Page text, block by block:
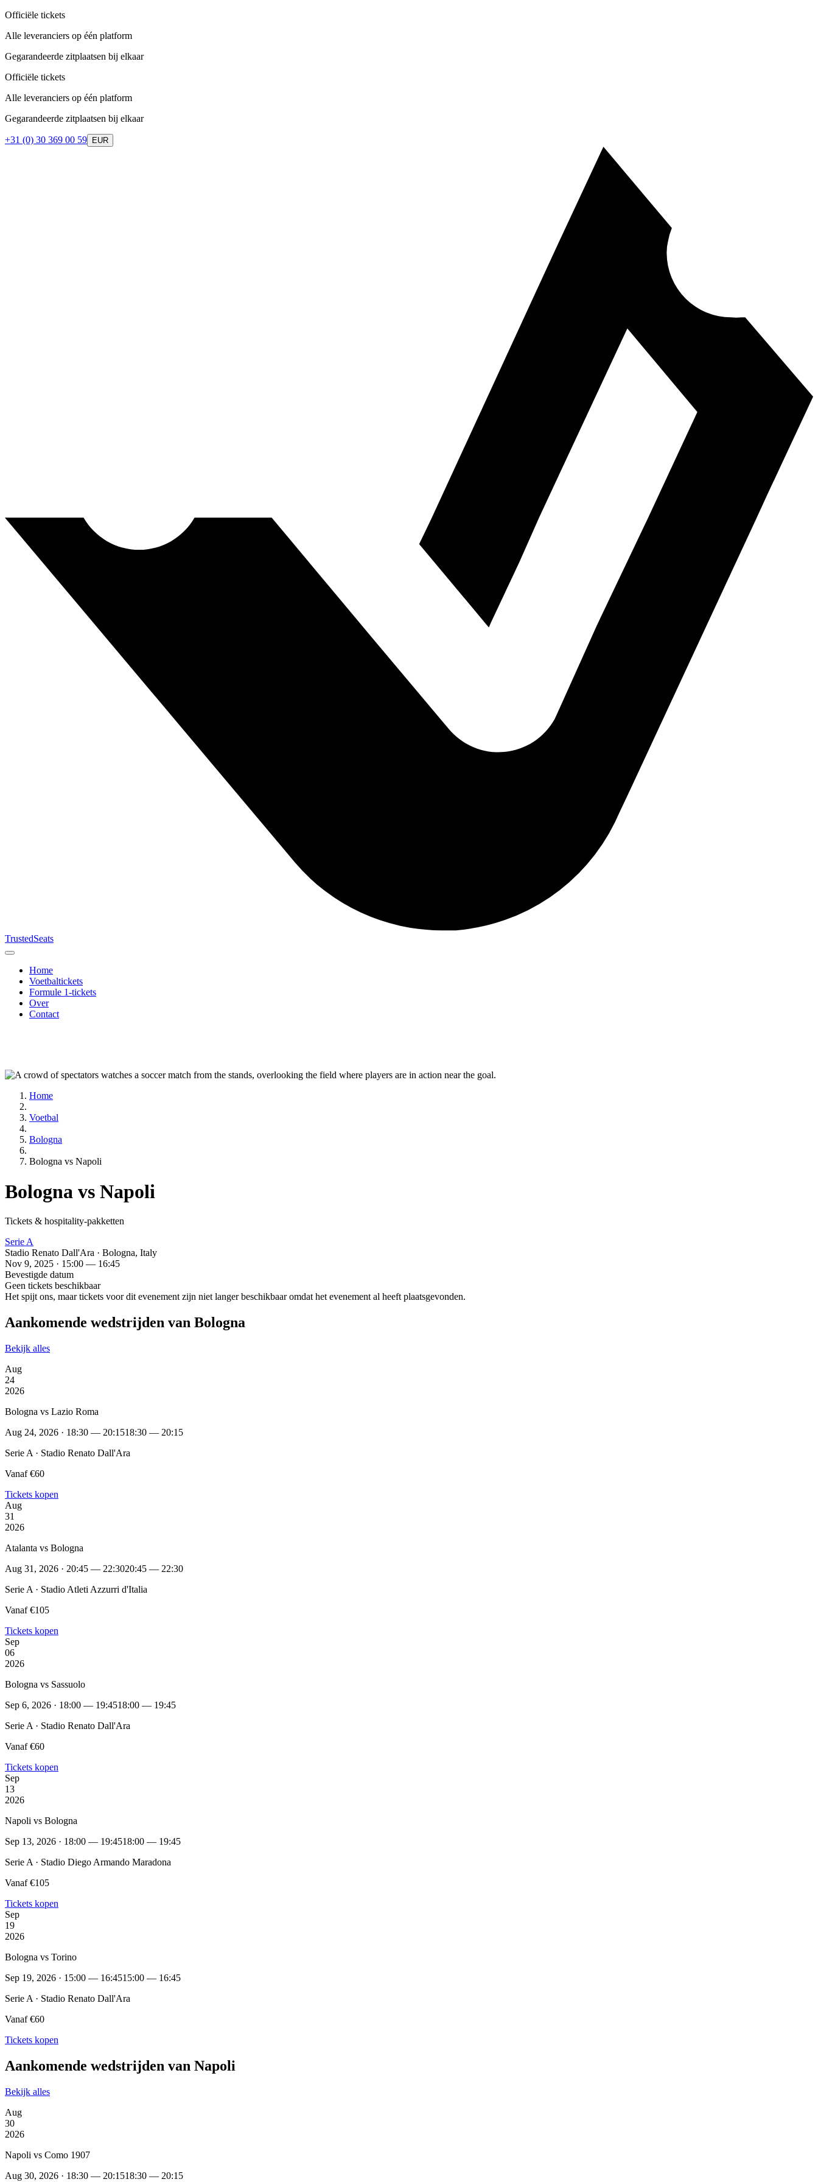
Officiële tickets
Alle leveranciers op één platform
Gegarandeerde zitplaatsen bij elkaar
Officiële tickets
Alle leveranciers op één platform
Gegarandeerde zitplaatsen bij elkaar
+31 (0) 30 369 00 59 EUR
TrustedSeats
Home
Voetbaltickets
Formule 1-tickets
Over
Contact
Home
Voetbal
Bologna
Bologna vs Napoli
Bologna vs Napoli
Tickets & hospitality-pakketten
Serie A
Stadio Renato Dall'Ara · Bologna, Italy
Nov 9, 2025 · 15:00 — 16:45
Bevestigde datum
Geen tickets beschikbaar
Het spijt ons, maar tickets voor dit evenement zijn niet langer beschikbaar omdat het evenement al heeft plaatsgevonden.
Aankomende wedstrijden van Bologna
Bekijk alles
Aug
24
2026
Bologna vs Lazio Roma
Aug 24, 2026 · 18:30 — 20:1518:30 — 20:15
Serie A · Stadio Renato Dall'Ara
Vanaf €60
Tickets kopen
Aug
31
2026
Atalanta vs Bologna
Aug 31, 2026 · 20:45 — 22:3020:45 — 22:30
Serie A · Stadio Atleti Azzurri d'Italia
Vanaf €105
Tickets kopen
Sep
06
2026
Bologna vs Sassuolo
Sep 6, 2026 · 18:00 — 19:4518:00 — 19:45
Serie A · Stadio Renato Dall'Ara
Vanaf €60
Tickets kopen
Sep
13
2026
Napoli vs Bologna
Sep 13, 2026 · 18:00 — 19:4518:00 — 19:45
Serie A · Stadio Diego Armando Maradona
Vanaf €105
Tickets kopen
Sep
19
2026
Bologna vs Torino
Sep 19, 2026 · 15:00 — 16:4515:00 — 16:45
Serie A · Stadio Renato Dall'Ara
Vanaf €60
Tickets kopen
Aankomende wedstrijden van Napoli
Bekijk alles
Aug
30
2026
Napoli vs Como 1907
Aug 30, 2026 · 18:30 — 20:1518:30 — 20:15